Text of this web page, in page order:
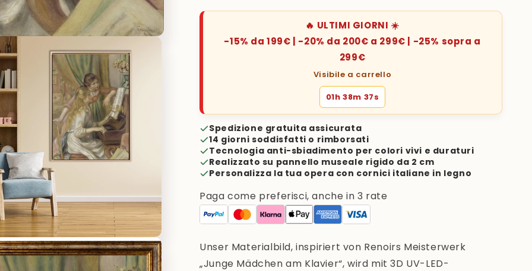
🔥 ULTIMI GIORNI ☀️
-15% da 199€ | -20% da 200€ a 299€ | -25% sopra a
299€
Visibile a carrello
01h 38m 34s
Spedizione gratuita assicurata
14 giorni soddisfatti o rimborsati
Tecnologia anti-sbiadimento per colori vivi e duraturi
Realizzato su pannello museale rigido da 2 cm
Personalizza la tua opera con cornici italiane in legno
Paga come preferisci, anche in 3 rate
Unser Materialbild, inspiriert von Renoirs Meisterwerk
„Junge Mädchen am Klavier“, wird mit 3D UV-LED-